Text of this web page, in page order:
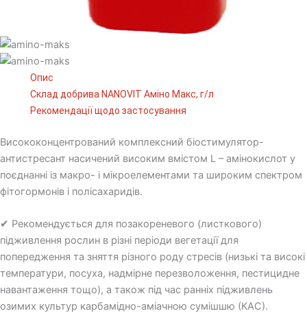
Опис
Склад добрива NANOVIT Аміно Макс, г/л
Рекомендації щодо застосування
Висококонцентрований комплексний біостимулятор-
антистресант насичений високим вмістом L – амінокислот у
поєднанні із макро- і мікроелементами та широким спектром
фітогормонів і полісахаридів.
✔ Рекомендується для позакореневого (листкового)
підживлення рослин в різні періоди вегетації для
попередження та зняття різного роду стресів (низькі та високі
температури, посуха, надмірне перезволоження, пестицидне
навантаження тощо), а також під час ранніх підживлень
озимих культур карбамідно-аміачною сумішшю (КАС).